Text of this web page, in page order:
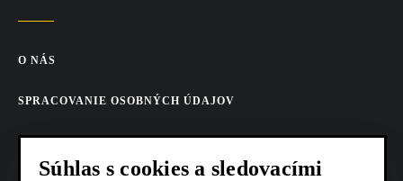
O NÁS
SPRACOVANIE OSOBNÝCH ÚDAJOV
COOKIES
Súhlas s cookies a sledovacími